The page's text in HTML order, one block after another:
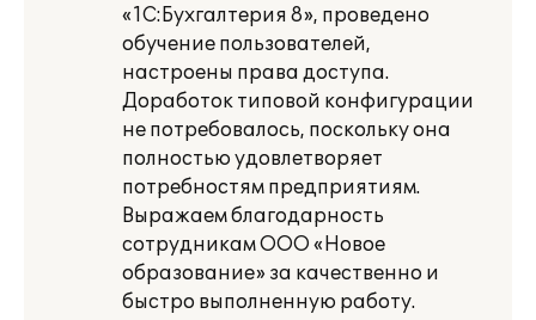
«1С:Бухгалтерия 8», проведено
обучение пользователей,
настроены права доступа.
Доработок типовой конфигурации
не потребовалось, поскольку она
полностью удовлетворяет
потребностям предприятиям.
Выражаем благодарность
сотрудникам ООО «Новое
образование» за качественно и
быстро выполненную работу.